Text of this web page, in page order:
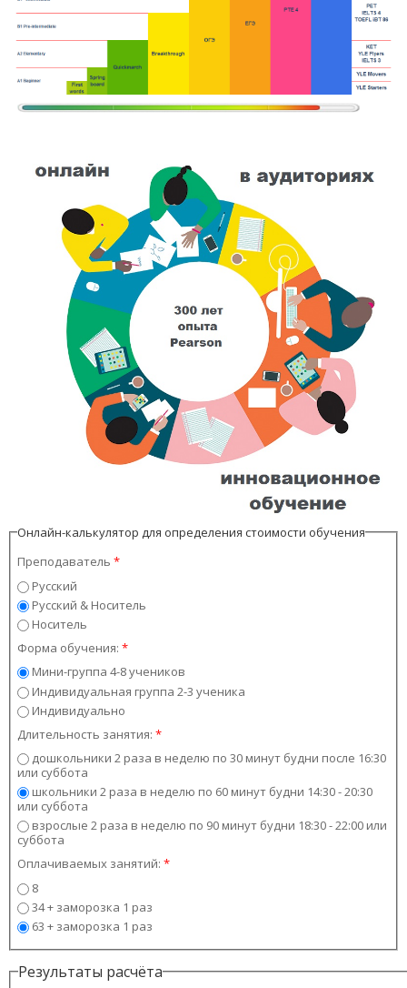
Онлайн-калькулятор для определения стоимости обучения
Преподаватель *
Русский
Русский & Носитель
Носитель
Форма обучения: *
Мини-группа 4-8 учеников
Индивидуальная группа 2-3 ученика
Индивидуально
Длительность занятия: *
дошкольники 2 раза в неделю по 30 минут будни после 16:30
или суббота
школьники 2 раза в неделю по 60 минут будни 14:30 - 20:30
или суббота
взрослые 2 раза в неделю по 90 минут будни 18:30 - 22:00 или
суббота
Оплачиваемых занятий: *
8
34 + заморозка 1 раз
63 + заморозка 1 раз
Результаты расчёта